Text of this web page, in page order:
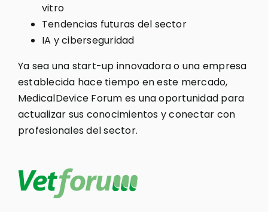
vitro
Tendencias futuras del sector
IA y ciberseguridad
Ya sea una start-up innovadora o una empresa
establecida hace tiempo en este mercado,
MedicalDevice Forum es una oportunidad para
actualizar sus conocimientos y conectar con
profesionales del sector.